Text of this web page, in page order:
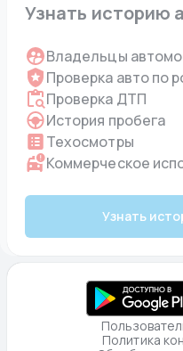
Узнать историю
Владельцы
Проверка авто по
Проверка ДТП
История пробега
Техосмотры
Коммерческое
Узнать
Политика